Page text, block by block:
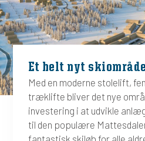
Et helt nyt skiområde
Med en moderne stolelift,
træklifte bliver det nye
investering i at udvikle
til den populære
fantastisk skiløb for alle